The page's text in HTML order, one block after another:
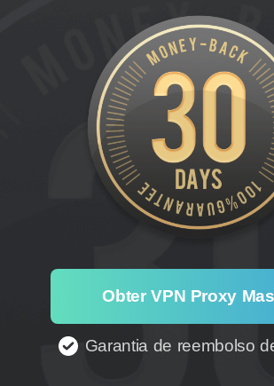
Obter VPN Proxy
Garantia de reembolso